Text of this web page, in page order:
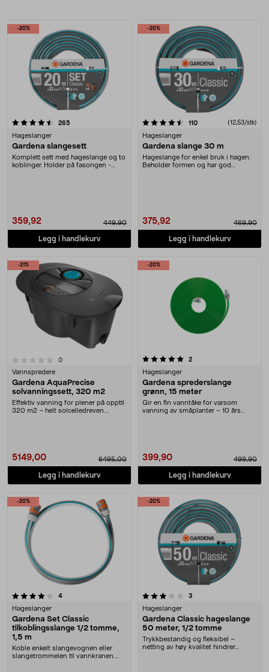
Produkter
-20%
265
Hageslanger
Gardena slangesett
Komplett sett med hageslange og to
koblinger. Holder på fasongen -
359,92 449,90
Legg i handlekurv
-20%
4.5 av 5 stjerner 110anmeldelser(12,53/stk)
Hageslanger
Gardena slange 30 m
Hageslange for enkel bruk i hagen.
Beholder formen og har god
375,92 469,90
Legg i handlekurv
-21%
0anmeldelser
Vannspredere
Gardena AquaPrecise
solvanningssett, 320 m2
Effektiv vanning for plener på opptil
320 m2 – helt solcelledreven.
5149,00 6495,00
Legg i handlekurv
-20%
5.0 av 5 stjerner 2anmeldelser
Hageslanger
Gardena sprederslange
grønn, 15 meter
Gir en fin vanntåke for varsom
vanning av småplanter – 10 års
399,90 499,90
Legg i handlekurv
-20%
4anmeldelser
Hageslanger
Gardena Set Classic
tilkoblingsslange 1/2 tomme,
1,5 m
Koble enkelt slangevognen eller
slangetrommelen til vannkranen.
-20%
3.5 av 5 stjerner 3
Hageslanger
Gardena Classic hageslange
50 meter, 1/2 tomme
Trykkbestandig og fleksibel –
netting av høy kvalitet hindrer